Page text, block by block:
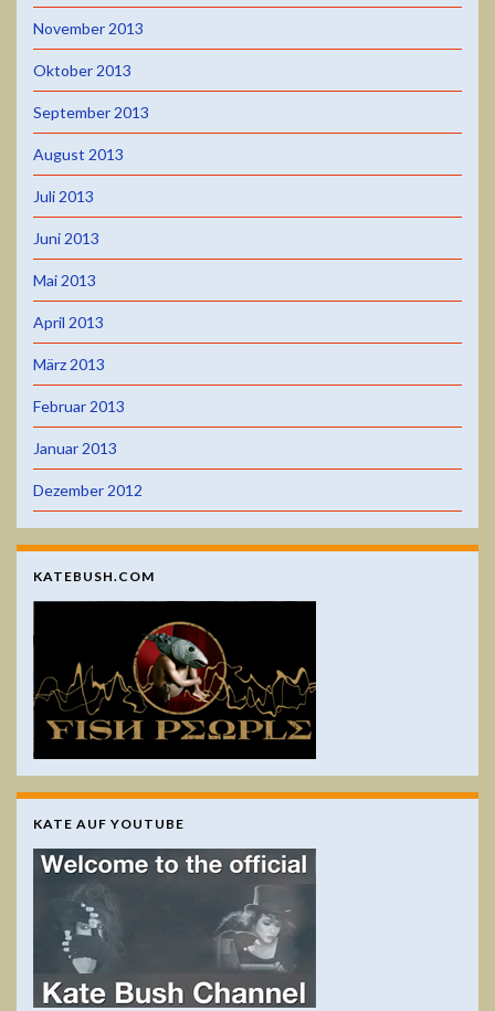
November 2013
Oktober 2013
September 2013
August 2013
Juli 2013
Juni 2013
Mai 2013
April 2013
März 2013
Februar 2013
Januar 2013
Dezember 2012
KATEBUSH.COM
KATE AUF YOUTUBE